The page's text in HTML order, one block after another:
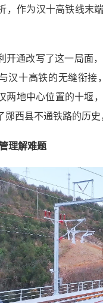
，作为汉十高铁线末
开通改写了这一局面
汉十高铁的无缝衔
两地中心位置的十堰
郧西县不通铁路的历
理解难题